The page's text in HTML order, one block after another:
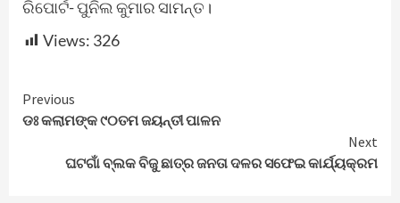
ରିପୋର୍ଟ- ପୁନିଲ କୁମାର ସାମନ୍ତ।
Views: 326
Continue
Reading
Previous
ଡଃ କଲାମଙ୍କ ୯୦ତମ ଜୟନ୍ତୀ ପାଳନ
Next
ଘଟଗାଁ ବ୍ଲକ ବିଜୁ ଛାତ୍ର ଜନତା ଦଳର ସଫେଇ କାର୍ଯ୍ୟକ୍ରମ